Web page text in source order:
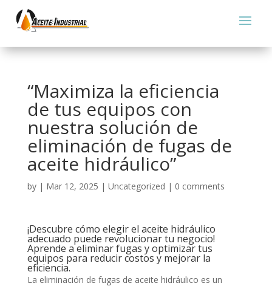
“Maximiza la eficiencia
de tus equipos con
nuestra solución de
eliminación de fugas de
aceite hidráulico”
by | Mar 12, 2025 | Uncategorized | 0 comments
¡Descubre cómo elegir el aceite hidráulico
adecuado puede revolucionar tu negocio!
Aprende a eliminar fugas y optimizar tus
equipos para reducir costos y mejorar la
eficiencia.
La eliminación de fugas de aceite hidráulico es un